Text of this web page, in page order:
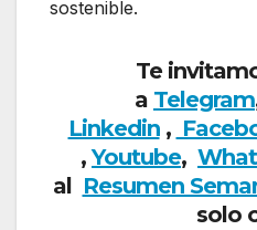
sostenible.
Te
a Telegram
Linkedin,
,Youtube,
al
Resumen
solo